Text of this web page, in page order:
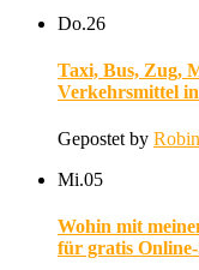
Do.26
Taxi, Bus, Zug,
Verkehrsmittel
Gepostet by Robin
Mi.05
Wohin mit
für gratis